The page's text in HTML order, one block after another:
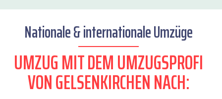
Nationale & internationale Umzüge
UMZUG MIT DEM UMZUGSPROFI
VON GELSENKIRCHEN NACH: